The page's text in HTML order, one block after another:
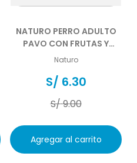
NATURO PERRO ADULTO
PAVO CON FRUTAS Y
VEGETALES POUCH 100 GR
Naturo
S/ 6.30
S/9.00
Agregar al carrito